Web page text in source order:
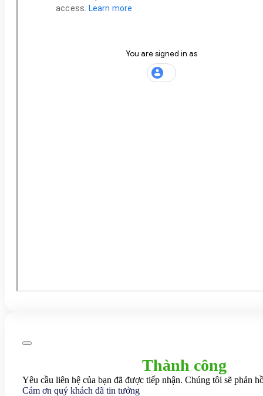
Thành công
Yêu cầu liên hệ của bạn đã được tiếp nhận. Chúng tôi sẽ phản
Cám ơn quý khách đã tin tưởng